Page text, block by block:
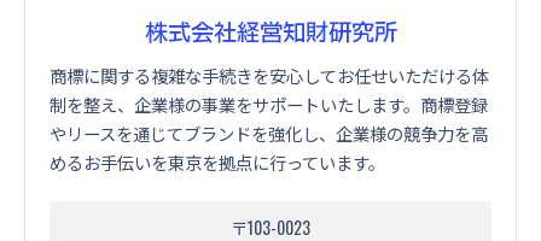
株式会社経営知財研究所
商標に関する複雑な手続きを安心してお任せいただける体
制を整え、企業様の事業をサポートいたします。商標登録
やリースを通じてブランドを強化し、企業様の競争力を高
めるお手伝いを東京を拠点に行っています。
〒103-0023